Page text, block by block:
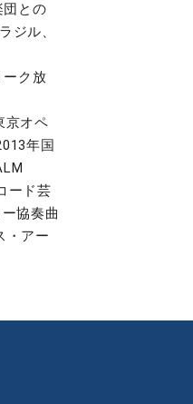
団との
ジル、
ーク放
京オペ
年国
ード芸
協奏曲
・アー